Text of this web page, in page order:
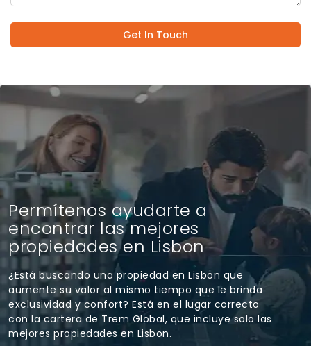
Get In Touch
Permítenos ayudarte a
encontrar las mejores
propiedades en Lisbon
¿Está buscando una propiedad en Lisbon que
aumente su valor al mismo tiempo que le brinda
exclusividad y confort? Está en el lugar correcto
con la cartera de Trem Global, que incluye solo las
mejores propiedades en Lisbon.